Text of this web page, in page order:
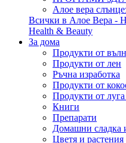
Алое вера
Всички в Алое Вера -
Health & Beauty
За дома
Продукти от
Продукти от лен
Ръчна изработка
Продукти от
Продукти от луга
Книги
Препарати
Домашни сладка
Цветя и растения